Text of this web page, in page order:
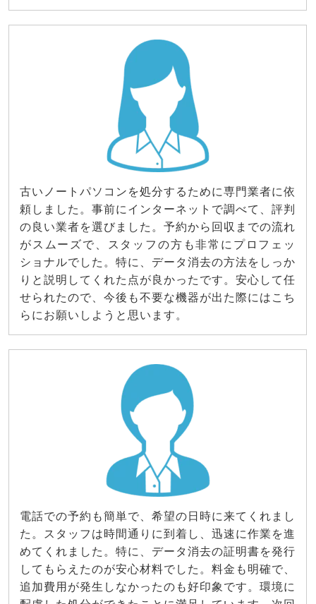
古いノートパソコンを処分するために専門業者に依
頼しました。事前にインターネットで調べて、評判
の良い業者を選びました。予約から回収までの流れ
がスムーズで、スタッフの方も非常にプロフェッ
ショナルでした。特に、データ消去の方法をしっか
りと説明してくれた点が良かったです。安心して任
せられたので、今後も不要な機器が出た際にはこち
らにお願いしようと思います。
電話での予約も簡単で、希望の日時に来てくれまし
た。スタッフは時間通りに到着し、迅速に作業を進
めてくれました。特に、データ消去の証明書を発行
してもらえたのが安心材料でした。料金も明確で、
追加費用が発生しなかったのも好印象です。環境に